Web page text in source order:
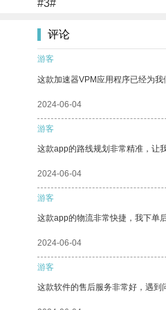
#3#
评论
游客
这款加速器VPM应用程序已经为
2024-06-04
游客
这款app的路线规划非常精准，让
2024-06-04
游客
这款app的物流非常快捷，我下单
2024-06-04
游客
这款软件的售后服务非常好，遇到